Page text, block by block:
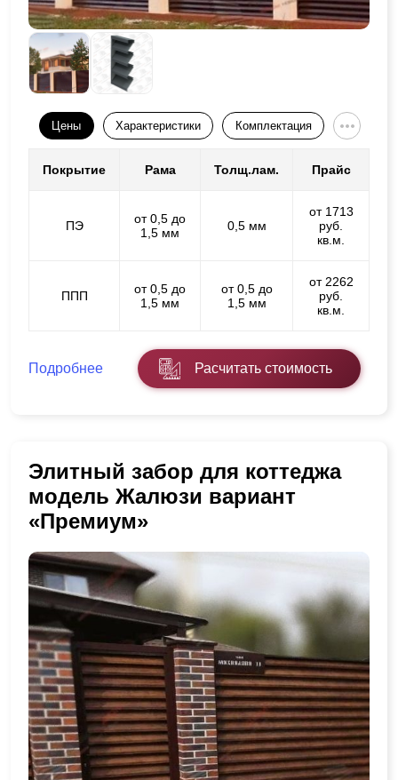
Цены Характеристики Комплектация
Покрытие Рама Толщ.лам. Прайс
ПЭ
от 0,5 до
1,5 мм
0,5 мм
от 1713
руб.
кв.м.
ППП
от 0,5 до
1,5 мм
от 0,5 до
1,5 мм
от 2262
руб.
кв.м.
Подробнее Расчитать стоимость
Элитный забор для коттеджа
модель Жалюзи вариант
«Премиум»